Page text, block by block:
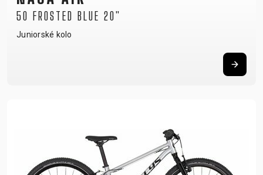
50 FROSTED BLUE 20"
Juniorské kolo